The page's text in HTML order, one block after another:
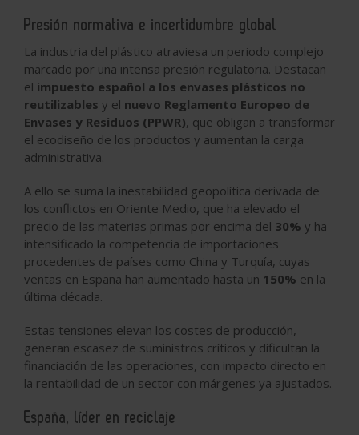
Presión normativa e incertidumbre global
La industria del plástico atraviesa un periodo complejo
marcado por una intensa presión regulatoria. Destacan
el impuesto español a los envases plásticos no
reutilizables y el nuevo Reglamento Europeo de
Envases y Residuos (PPWR), que obligan a transformar
el ecodiseño de los productos y aumentan la carga
administrativa.
A ello se suma la inestabilidad geopolítica derivada de
los conflictos en Oriente Medio, que ha elevado el
precio de las materias primas por encima del 30% y ha
intensificado la competencia de importaciones
procedentes de países como China y Turquía, cuyas
ventas en España han aumentado hasta un 150% en la
última década.
Estas tensiones elevan los costes de producción,
generan escasez de suministros críticos y dificultan la
financiación de las operaciones, con impacto directo en
la rentabilidad de un sector con márgenes ya ajustados.
España, líder en reciclaje